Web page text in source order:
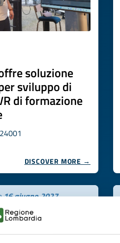
soluzione
sviluppo di
di formazione
DISCOVER MORE →
16 giugno 2027